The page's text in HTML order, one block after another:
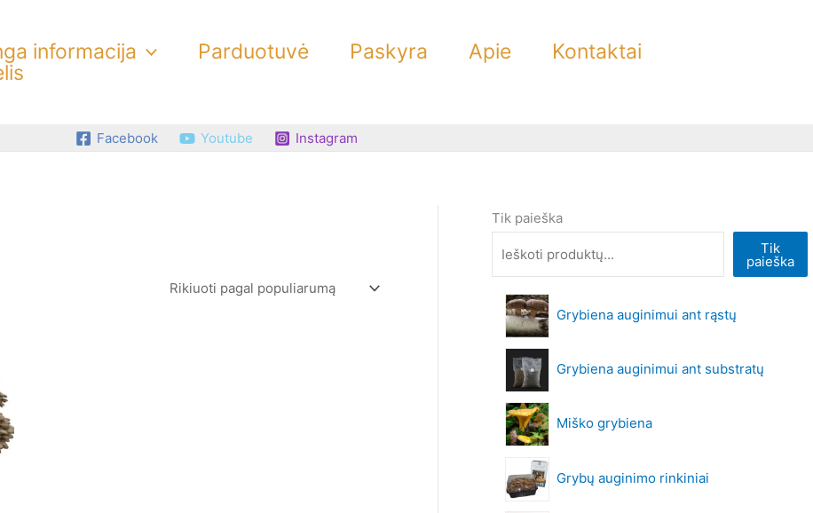
informacija Parduotuvė Paskyra Apie
Kontaktai
Facebook Youtube Instagram
Tik paieška
Tik
paieška
Grybiena auginimui ant rąstų
Grybiena auginimui ant substratų
Miško grybiena
Grybų auginimo rinkiniai